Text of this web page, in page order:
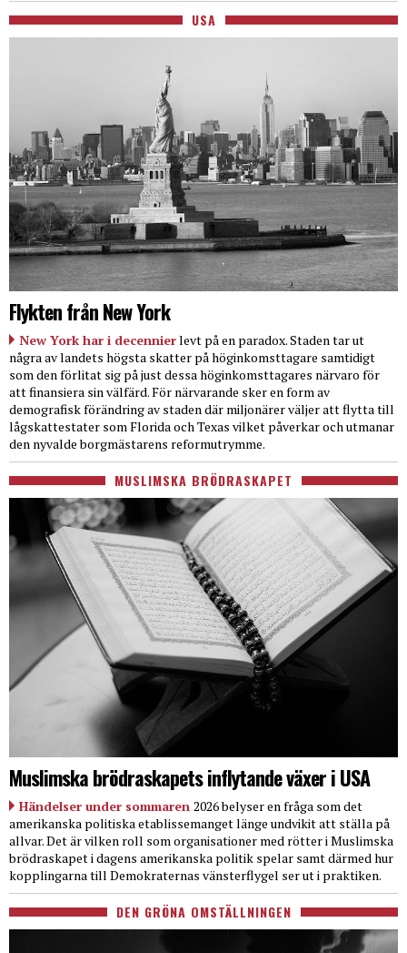
USA
Flykten från New York
New York har i decennierlevt på en paradox. Staden tar ut
några av landets högsta skatter på höginkomsttagare samtidigt
som den förlitat sig på just dessa höginkomsttagares närvaro för
att finansiera sin välfärd. För närvarande sker en form av
demografisk förändring av staden där miljonärer väljer att flytta till
lågskattestater som Florida och Texas vilket påverkar och utmanar
den nyvalde borgmästarens reformutrymme.
MUSLIMSKA BRÖDRASKAPET
Muslimska brödraskapets inflytande växer i USA
Händelser under sommaren 2026 belyser en fråga som det
amerikanska politiska etablissemanget länge undvikit att ställa på
allvar. Det är vilken roll som organisationer med rötter i Muslimska
brödraskapet i dagens amerikanska politik spelar samt därmed hur
kopplingarna till Demokraternas vänsterflygel ser ut i praktiken.
DEN GRÖNA OMSTÄLLNINGEN